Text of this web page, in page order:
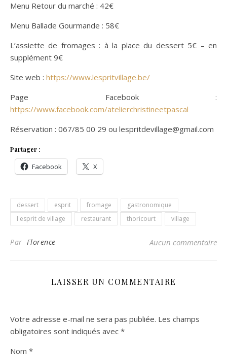
Menu Retour du marché : 42€
Menu Ballade Gourmande : 58€
L’assiette de fromages : à la place du dessert 5€ – en
supplément 9€
Site web : https://www.lespritvillage.be/
Page Facebook :
https://www.facebook.com/atelierchristineetpascal
Réservation : 067/85 00 29 ou lespritdevillage@gmail.com
Partager :
Facebook X
dessert esprit fromage
gastronomique
l'esprit de village
restaurant thoricourt village
Par Florence Aucun commentaire
LAISSER UN COMMENTAIRE
Votre adresse e-mail ne sera pas publiée. Les champs
obligatoires sont indiqués avec *
Nom *